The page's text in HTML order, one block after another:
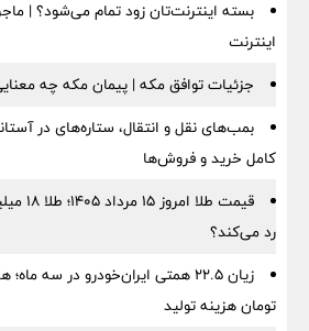
بسته اینترنت‌تان زود تمام می‌شود؟ |
اینترنت
جزئیات توافق مکه | پیمان مکه چه
بمب‌های نقل و انتقال، ستاره‌های در
کامل خرید و فروش‌ها
رد می‌کند؟
تومان هزینه تولید